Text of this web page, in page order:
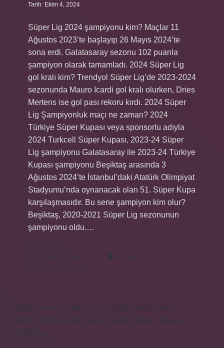
Tarih: Ekim 4, 2024
Süper Lig 2024 şampiyonu kim? Maçlar 11
Ağustos 2023’te başlayıp 26 Mayıs 2024’te
sona erdi. Galatasaray sezonu 102 puanla
şampiyon olarak tamamladı. 2024 Süper Lig
gol kralı kim? Trendyol Süper Lig’de 2023-2024
sezonunda Mauro Icardi gol kralı olurken, Dries
Mertens ise gol pası rekoru kırdı. 2024 Süper
Lig Şampiyonluk maçı ne zaman? 2024
Türkiye Süper Kupası veya sponsorlu adıyla
2024 Turkcell Süper Kupası, 2023-24 Süper
Lig şampiyonu Galatasaray ile 2023-24 Türkiye
Kupası şampiyonu Beşiktaş arasında 3
Ağustos 2024’te İstanbul’daki Atatürk Olimpiyat
Stadyumu’nda oynanacak olan 51. Süper Kupa
karşılaşmasıdır. Bu sene şampiyon kim olur?
Beşiktaş, 2020-2021 Süper Lig sezonunun
şampiyonu oldu.…
Devamını okuyun
Süper
8 Yorum
https://www.seraforum.com
https://begu.com.tr
https://elifcicekcilik.com.tr
knight online
nttgame